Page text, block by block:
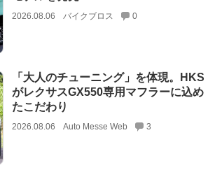
2026.08.06 バイクブロス 0
「大人のチューニング」を体現。HKS
がレクサスGX550専用マフラーに込め
たこだわり
2026.08.06 Auto Messe Web 3